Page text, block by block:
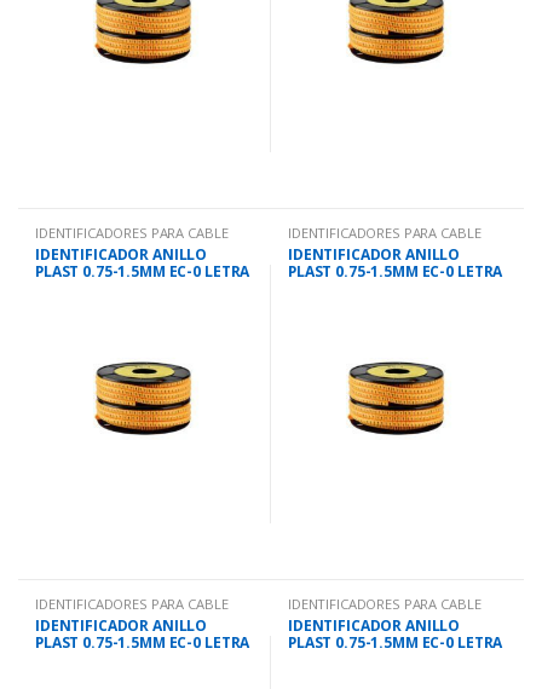
IDENTIFICADORES PARA CABLE
IDENTIFICADOR ANILLO
PLAST 0.75-1.5MM EC-0 LETRA
IDENTIFICADORES PARA CABLE
IDENTIFICADOR ANILLO
PLAST 0.75-1.5MM EC-0 LETRA
IDENTIFICADORES PARA CABLE
IDENTIFICADOR ANILLO
PLAST 0.75-1.5MM EC-0 LETRA
IDENTIFICADORES PARA CABLE
IDENTIFICADOR ANILLO
PLAST 0.75-1.5MM EC-0 LETRA